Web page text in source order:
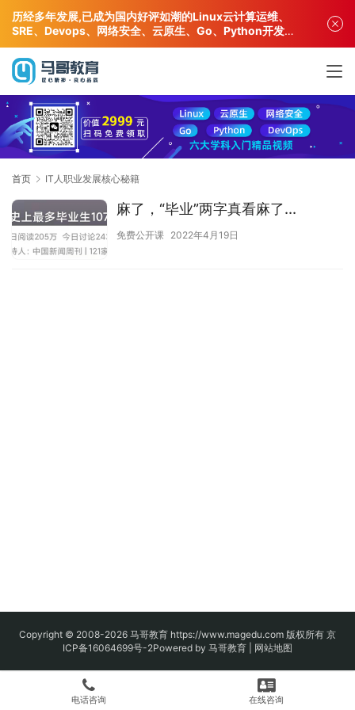
首页 IT人职业发展核心秘籍
麻了，“毕业”两字真看麻了...
免费公开课 2022年4月19日
Copyright © 2008-2026 马哥教育 https://www.magedu.com 版权所有 京
ICP备16064699号-2Powered by 马哥教育 | 网站地图
电话咨询 在线咨询
历经多年发展,已成为国内好评如潮的Linux云计算运维、
SRE、Devops、网络安全、云原生、Go、Python开发专
业人才培训机构!